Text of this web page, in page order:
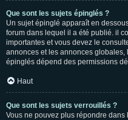
Que sont les sujets épinglés ?
Un sujet épinglé apparaît en
forum dans lequel il a été publié. il
importantes et vous devez le
annonces et les annonces
épinglés dépend des permissions
Haut
Que sont les sujets verrouillés ?
Vous ne pouvez plus répondre